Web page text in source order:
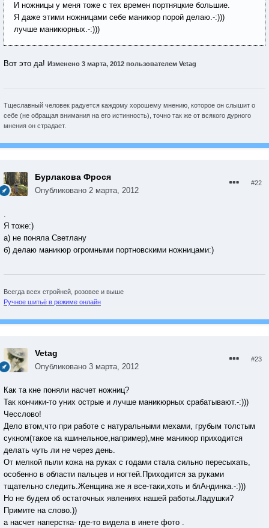
И ножницы у меня тоже с тех времен портняцкие большие.
Я даже этими ножницами себе маникюр порой делаю.-:)))
лучше маникюрных.-:)))
Вот это да! Изменено 3 марта, 2012 пользователем Vetag
Тщеславный человек радуется каждому хорошему мнению, которое он слышит о
себе (не обращая внимания на его истинность), точно так же от всякого дурного
мнения он страдает.
Бурлакова Фрося
Опубликовано 2 марта, 2012
#22
.
Я тоже:)
а) не поняла Светлану
б) делаю маникюр огромными портновскими ножницами:)
Всегда всех стройней, розовее и выше
Ручное шитьё в режиме онлайн
Vetag
Опубликовано 3 марта, 2012
#23
Как та кне поняли насчет ножниц?
Так кончики-то уних острые и лучше маникюрных срабатывают.-:)))
Чесслово!
Дело втом,что при работе с натуральными мехами, грубым толстым
сукном(такое ка кшинельное,например),мне маникюр приходится
делать чуть ли не через день.
От мелкой пыли кожа на руках с годами стала сильно пересыхать,
особенно в области пальцев и ногтей.Приходится за руками
тщательно следить.Женщина же я все-таки,хоть и блАндинка.-:)))
Но не будем об остаточных явлениях нашей работы.Ладушки?
Примите на слово.))
а насчет наперстка- где-то видела в инете фото .